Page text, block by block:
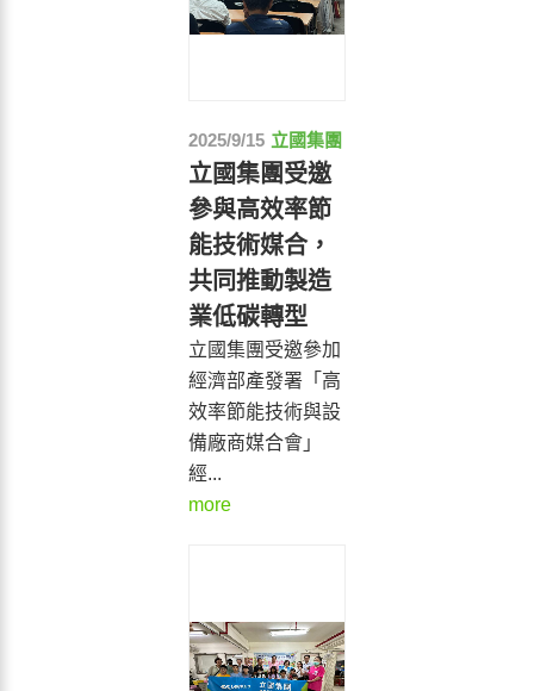
2025/9/15 立國集團
立國集團受邀
參與高效率節
能技術媒合，
共同推動製造
業低碳轉型
立國集團受邀參加
經濟部產發署「高
效率節能技術與設
備廠商媒合會」
經...
more